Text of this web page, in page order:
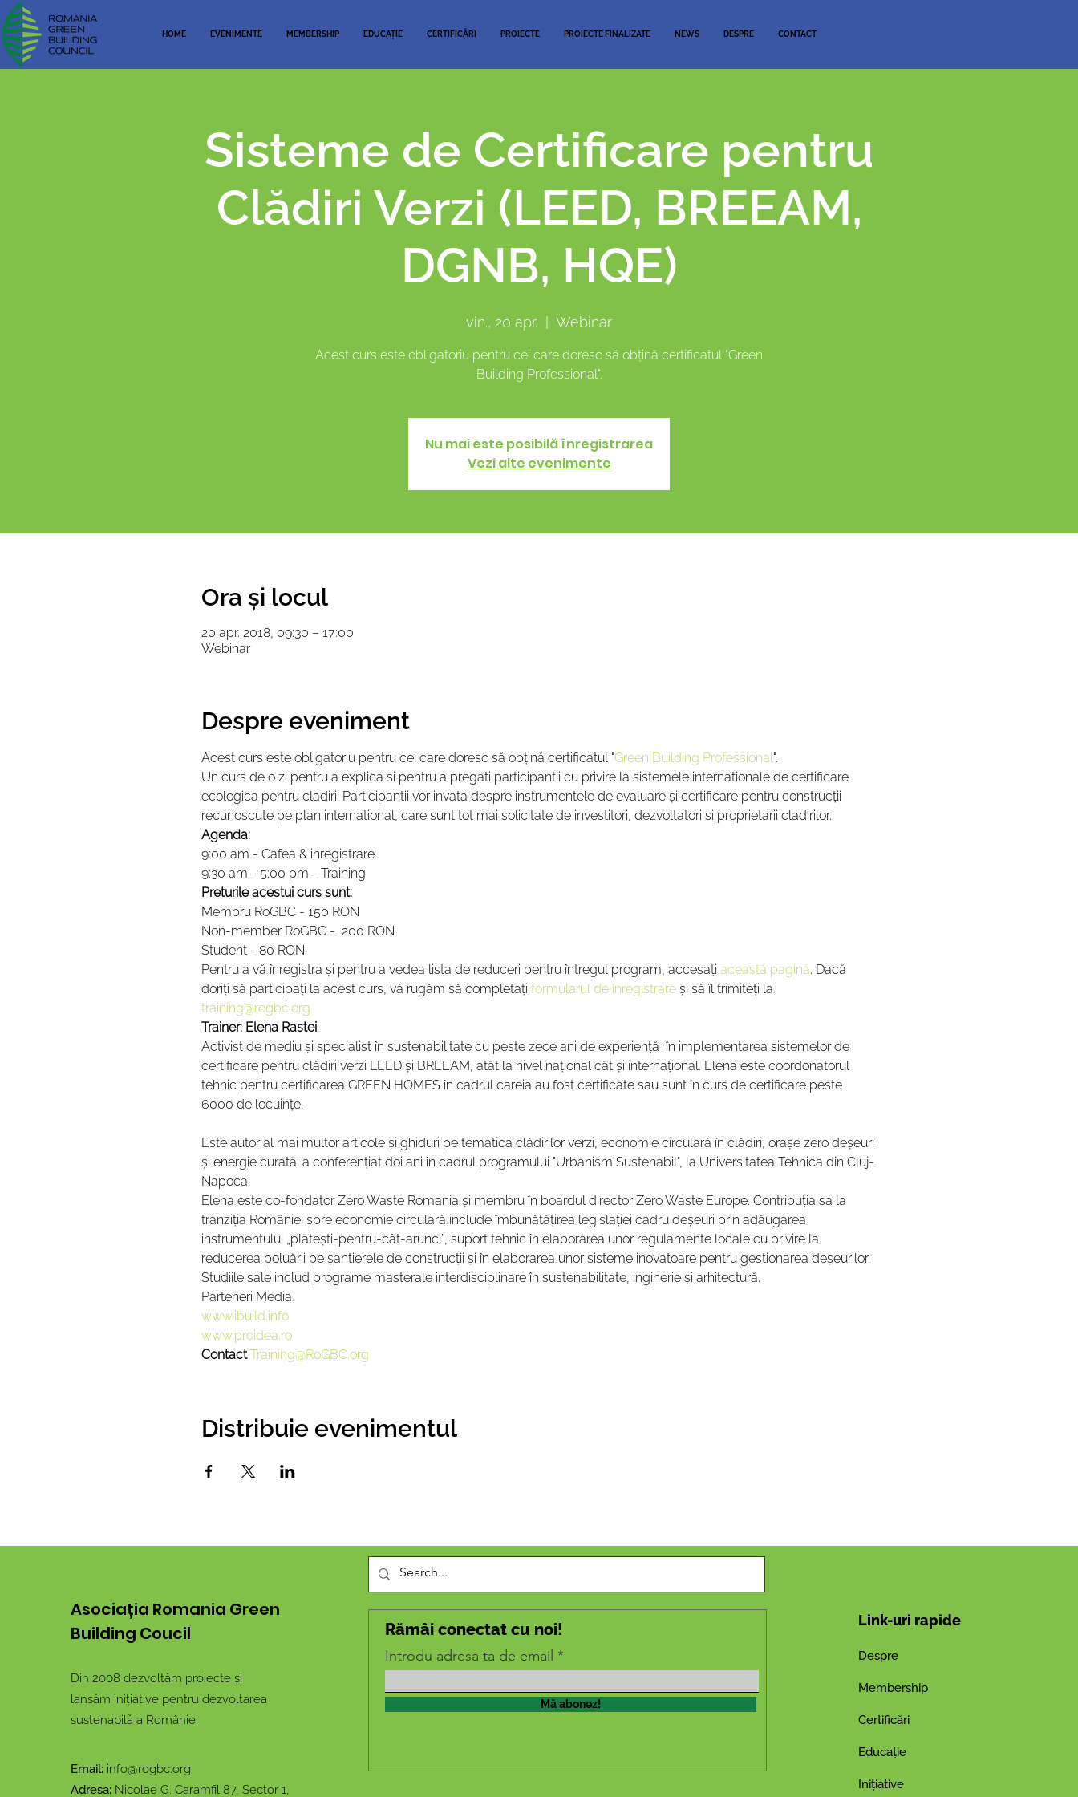
HOME EVENIMENTE MEMBERSHIP EDUCAȚIE CERTIFICĂRI PROIECTE PROIECTE FINALIZATE NEWS DESPRE CONTACT
Sisteme de Certificare pentru
Clădiri Verzi (LEED, BREEAM,
DGNB, HQE)
vin., 20 apr. Webinar
Acest curs este obligatoriu pentru cei care doresc să obțină certificatul "Green
Building Professional".
Nu mai este posibilă înregistrarea
Vezi alte evenimente
Ora și locul
20 apr. 2018, 09:30 – 17:00
Webinar
Despre eveniment
Acest curs este obligatoriu pentru cei care doresc să obțină certificatul "Green Building Professional".
Un curs de o zi pentru a explica si pentru a pregati participantii cu privire la sistemele internationale de certificare
ecologica pentru cladiri. Participantii vor invata despre instrumentele de evaluare și certificare pentru construcții
recunoscute pe plan international, care sunt tot mai solicitate de investitori, dezvoltatori si proprietarii cladirilor.
Agenda:
9:00 am - Cafea & inregistrare
9:30 am - 5:00 pm - Training
Preturile acestui curs sunt:
Membru RoGBC - 150 RON
Non-member RoGBC -  200 RON
Student - 80 RON
Pentru a vă înregistra și pentru a vedea lista de reduceri pentru întregul program, accesați această pagină. Dacă
doriți să participați la acest curs, vă rugăm să completați formularul de înregistrare și să îl trimiteți la
training@rogbc.org
Trainer: Elena Rastei
Activist de mediu și specialist în sustenabilitate cu peste zece ani de experienţă  în implementarea sistemelor de
certificare pentru clădiri verzi LEED și BREEAM, atât la nivel naţional cât şi internaţional. Elena este coordonatorul
tehnic pentru certificarea GREEN HOMES în cadrul careia au fost certificate sau sunt în curs de certificare peste
6000 de locuințe.
Este autor al mai multor articole și ghiduri pe tematica clădirilor verzi, economie circulară în clădiri, orașe zero deșeuri
și energie curată; a conferențiat doi ani în cadrul programului "Urbanism Sustenabil", la Universitatea Tehnica din Cluj-
Napoca;
Elena este co-fondator Zero Waste Romania și membru în boardul director Zero Waste Europe. Contribuția sa la
tranziția României spre economie circulară include îmbunătățirea legislației cadru deșeuri prin adăugarea
instrumentului „plătești-pentru-cât-arunci”, suport tehnic în elaborarea unor regulamente locale cu privire la
reducerea poluării pe șantierele de construcții și în elaborarea unor sisteme inovatoare pentru gestionarea deșeurilor.
Studiile sale includ programe masterale interdisciplinare în sustenabilitate, inginerie și arhitectură.
Parteneri Media
www.ibuild.info
www.proidea.ro
Contact Training@RoGBC.org
Distribuie evenimentul
Asociația Romania Green
Building Coucil
Din 2008 dezvoltăm proiecte și
lansăm inițiative pentru dezvoltarea
sustenabilă a României
Email: info@rogbc.org
Adresa: Nicolae G. Caramfil 87, Sector 1,
Rămâi conectat cu noi!
Introdu adresa ta de email
Mă abonez!
Link-uri rapide
Despre
Membership
Certificări
Educație
Inițiative